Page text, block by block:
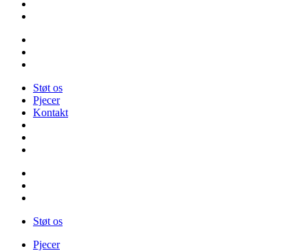
Støt os
Pjecer
Kontakt
Støt os
Pjecer